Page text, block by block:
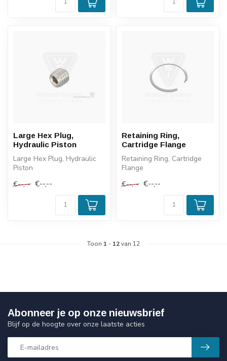
Large Hex Plug,
Hydraulic Piston
Large Hex Plug, Hydraulic
Piston
€--,-- €--,--
Retaining Ring,
Cartridge Flange
Retaining Ring, Cartridge
Flange
€--,-- €--,--
Toon 1 - 12van 12
Abonneer je op onze nieuwsbrief
Blijf op de hoogte over onze laatste acties